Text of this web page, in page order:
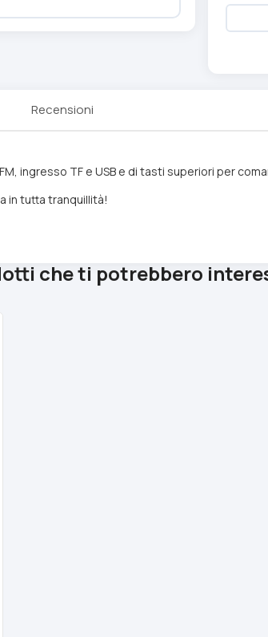
Recensioni
ingresso TF e USB e di tasti superiori per
in tutta tranquillità!
che ti potrebbero